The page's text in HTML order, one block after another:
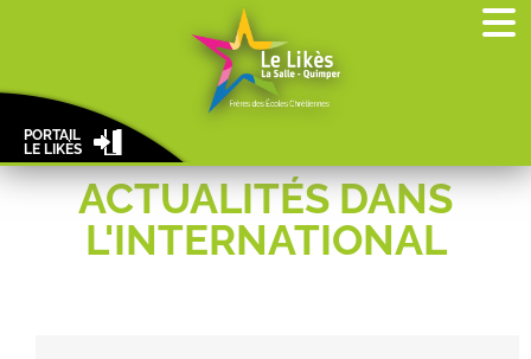
PORTAIL
LE LIKÈS
ACTUALITÉS DANS
L'INTERNATIONAL